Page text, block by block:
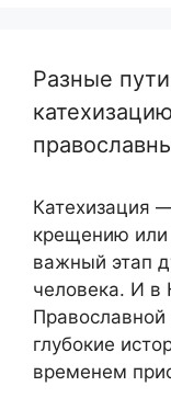
Разные
Катехизация
крещению или
важный этап
человека. И в
Православной
глубокие
временем